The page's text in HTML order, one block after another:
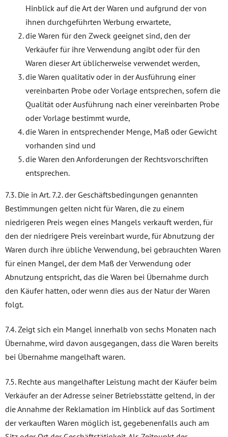
Hinblick auf die Art der Waren und aufgrund der von
ihnen durchgeführten Werbung erwartete,
die Waren für den Zweck geeignet sind, den der
Verkäufer für ihre Verwendung angibt oder für den
Waren dieser Art üblicherweise verwendet werden,
die Waren qualitativ oder in der Ausführung einer
vereinbarten Probe oder Vorlage entsprechen, sofern die
Qualität oder Ausführung nach einer vereinbarten Probe
oder Vorlage bestimmt wurde,
die Waren in entsprechender Menge, Maß oder Gewicht
vorhanden sind und
die Waren den Anforderungen der Rechtsvorschriften
entsprechen.
7.3. Die in Art. 7.2. der Geschäftsbedingungen genannten
Bestimmungen gelten nicht für Waren, die zu einem
niedrigeren Preis wegen eines Mangels verkauft werden, für
den der niedrigere Preis vereinbart wurde, für Abnutzung der
Waren durch ihre übliche Verwendung, bei gebrauchten Waren
für einen Mangel, der dem Maß der Verwendung oder
Abnutzung entspricht, das die Waren bei Übernahme durch
den Käufer hatten, oder wenn dies aus der Natur der Waren
folgt.
7.4. Zeigt sich ein Mangel innerhalb von sechs Monaten nach
Übernahme, wird davon ausgegangen, dass die Waren bereits
bei Übernahme mangelhaft waren.
7.5. Rechte aus mangelhafter Leistung macht der Käufer beim
Verkäufer an der Adresse seiner Betriebsstätte geltend, in der
die Annahme der Reklamation im Hinblick auf das Sortiment
der verkauften Waren möglich ist, gegebenenfalls auch am